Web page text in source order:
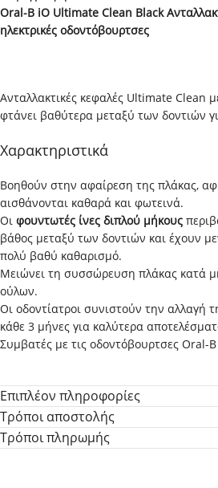
Oral-B iO Ultimate Clean Black
ηλεκτρικές οδοντόβουρτσες
Ανταλλακτικές κεφαλές Ultimate Clean
φτάνει βαθύτερα μεταξύ των δοντιών
Χαρακτηριστικά
Βοηθούν στην αφαίρεση της πλάκας,
αισθάνονται καθαρά και φωτεινά.
Οι φουντωτές ίνες διπλού μήκους
βάθος μεταξύ των δοντιών και έχουν
πολύ βαθύ καθαρισμό.
Μειώνει τη συσσώρευση πλάκας κατά
ούλων.
Οι οδοντίατροι συνιστούν την αλλαγή
κάθε 3 μήνες για καλύτερα
Συμβατές με τις οδοντόβουρτσες Oral-
Επιπλέον πληροφορίες
Τρόποι αποστολής
Τρόποι πληρωμής